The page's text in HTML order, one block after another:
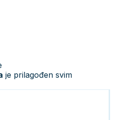
je prilagođen svim